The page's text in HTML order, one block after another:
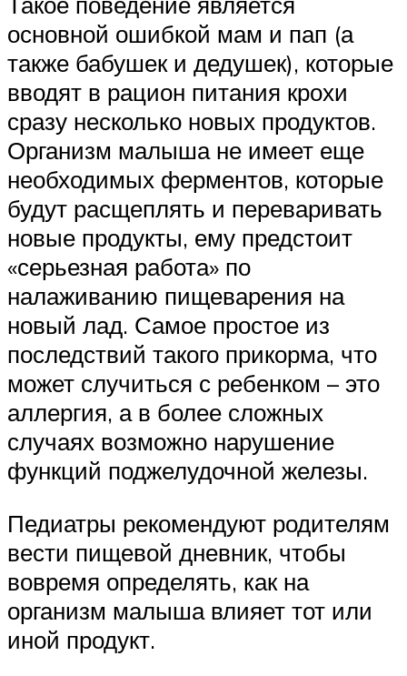
основной ошибкой мам и пап (а
также бабушек и дедушек), которые
вводят в рацион питания крохи
сразу несколько новых продуктов.
Организм малыша не имеет еще
необходимых ферментов, которые
будут расщеплять и переваривать
новые продукты, ему предстоит
«серьезная работа» по
налаживанию пищеварения на
новый лад. Самое простое из
последствий такого прикорма, что
может случиться с ребенком – это
аллергия, а в более сложных
случаях возможно нарушение
функций поджелудочной железы.
Педиатры рекомендуют родителям
вести пищевой дневник, чтобы
вовремя определять, как на
организм малыша влияет тот или
иной продукт.